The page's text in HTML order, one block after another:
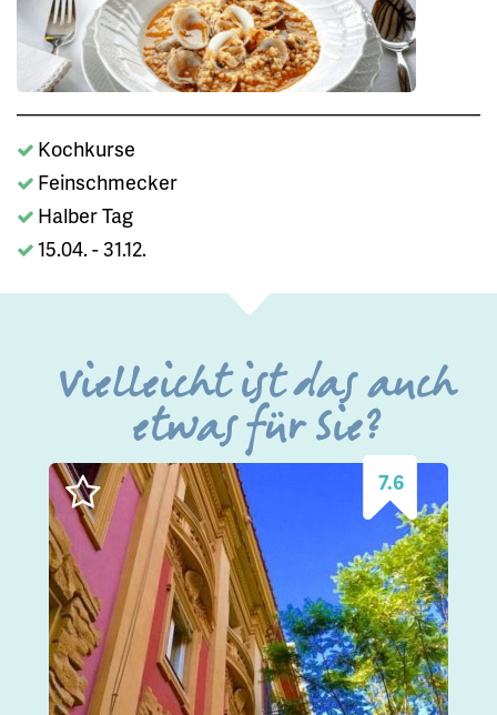
Kochkurse
Feinschmecker
Halber Tag
15.04. - 31.12.
Vielleicht ist das auch
etwas für Sie?
7.6